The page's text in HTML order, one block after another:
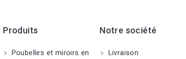
Produits
Poubelles et miroirs en
Notre société
Livraison